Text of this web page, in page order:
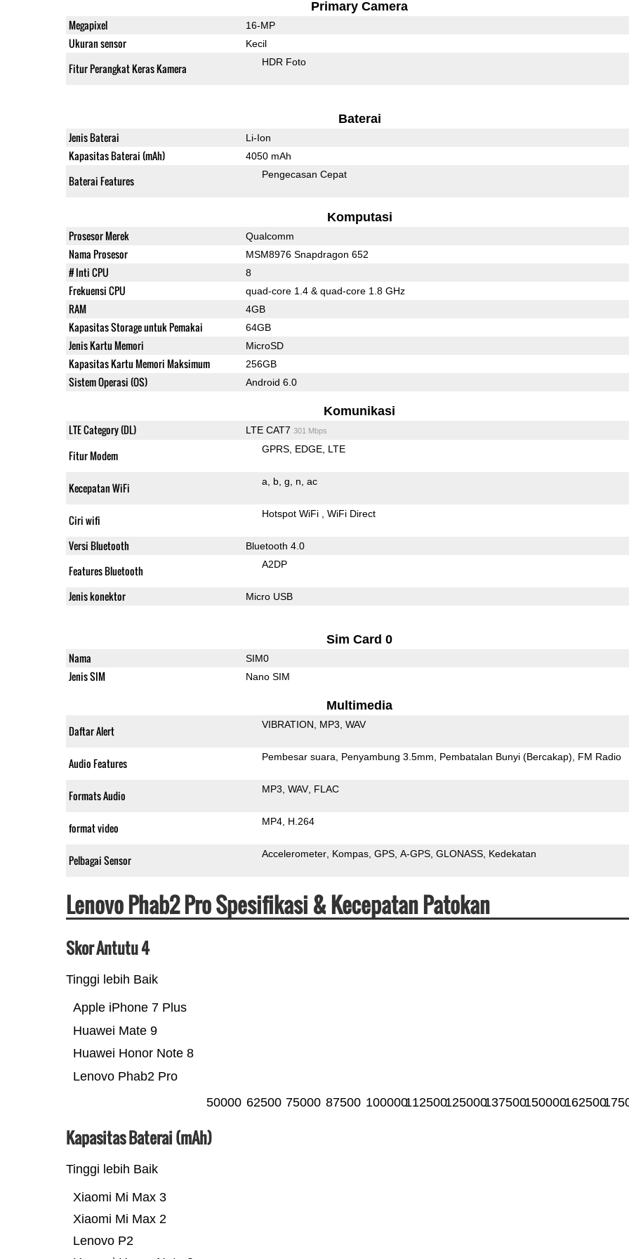
Primary Camera
Megapixel 16-MP
Ukuran sensor Kecil
Fitur Perangkat Keras Kamera HDR Foto
Baterai
Jenis Baterai Li-Ion
Kapasitas Baterai (mAh) 4050 mAh
Baterai Features Pengecasan Cepat
Komputasi
Prosesor Merek Qualcomm
Nama Prosesor MSM8976 Snapdragon 652
# Inti CPU 8
Frekuensi CPU quad-core 1.4 & quad-core 1.8 GHz
RAM 4GB
Kapasitas Storage untuk Pemakai 64GB
Jenis Kartu Memori MicroSD
Kapasitas Kartu Memori Maksimum 256GB
Sistem Operasi (OS) Android 6.0
Komunikasi
LTE Category (DL) LTE CAT7 301 Mbps
Fitur Modem GPRS EDGE LTE
Kecepatan WiFi a b g n ac
Ciri wifi Hotspot WiFi WiFi Direct
Versi Bluetooth Bluetooth 4.0
Features Bluetooth A2DP
Jenis konektor Micro USB
Sim Card 0
Nama SIM0
Jenis SIM Nano SIM
Multimedia
Daftar Alert VIBRATION MP3 WAV
Audio Features Pembesar suara Penyambung 3.5mm Pembatalan Bunyi (Bercakap) FM Radio
Formats Audio MP3 WAV FLAC
format video MP4 H.264
Pelbagai Sensor Accelerometer Kompas GPS A-GPS GLONASS Kedekatan
Lenovo Phab2 Pro Spesifikasi & Kecepatan Patokan
Skor Antutu 4
Tinggi lebih Baik
Lenovo Phab2 Pro
Huawei Honor Note 8
Huawei Mate 9
Apple iPhone 7 Plus
50000 62500 75000 87500 100000112500125000137500150000162500
Kapasitas Baterai (mAh)
Tinggi lebih Baik
Lenovo P2
Xiaomi Mi Max 2
Xiaomi Mi Max 3